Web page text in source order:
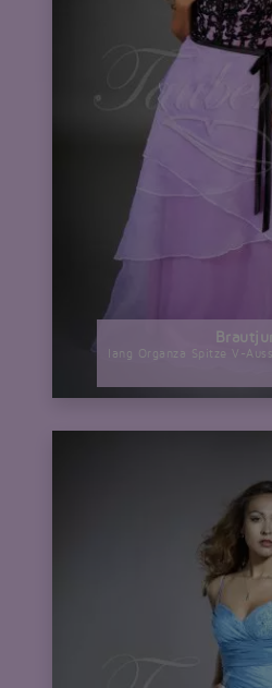
lang Organza Spitze V-